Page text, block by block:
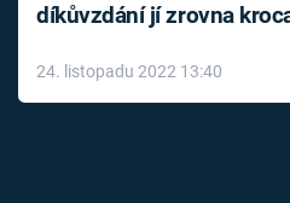
díkůvzdání jí zrovna
24. listopadu 2022 13:40